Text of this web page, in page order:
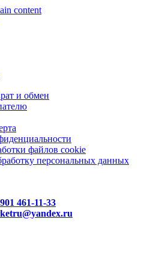
content
и обмен
файлов cookie
персональных данных
461-11-33